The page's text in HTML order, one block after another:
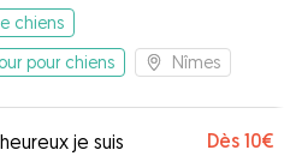
chiens
pour chiens
Nîmes
je suis
Dès 10€